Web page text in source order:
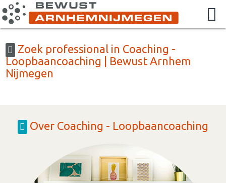
Zoek professional in Coaching -
Loopbaancoaching | Bewust Arnhem
Nijmegen
Over Coaching - Loopbaancoaching